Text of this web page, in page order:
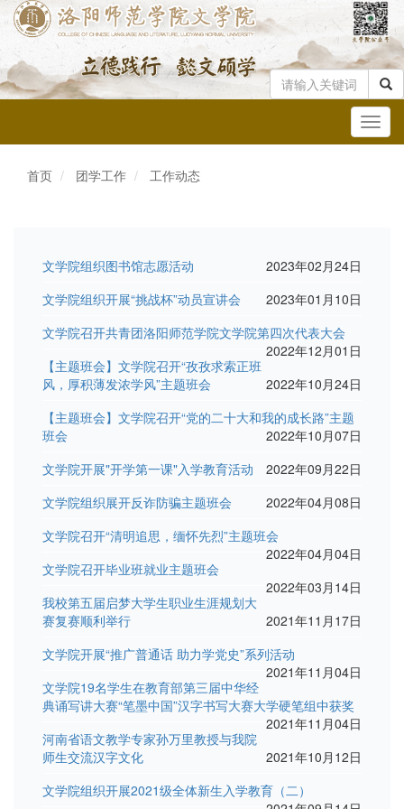
首页
团学工作 工作动态
文学院组织图书馆志愿活动
2023年02月24日
文学院组织开展“挑战杯”动员宣讲会
2023年01月10日
文学院召开共青团洛阳师范学院文学院第四次代表大会
2022年12月01日
【主题班会】文学院召开“孜孜求索正班
风，厚积薄发浓学风”主题班会
2022年10月24日
【主题班会】文学院召开“党的二十大和我的成长路”主题
班会
2022年10月07日
文学院开展"开学第一课"入学教育活动
2022年09月22日
文学院组织展开反诈防骗主题班会
2022年04月08日
文学院召开“清明追思，缅怀先烈”主题班会
2022年04月04日
文学院召开毕业班就业主题班会
2022年03月14日
我校第五届启梦大学生职业生涯规划大
赛复赛顺利举行
2021年11月17日
文学院开展“推广普通话 助力学党史”系列活动
2021年11月04日
文学院19名学生在教育部第三届中华经
典诵写讲大赛“笔墨中国”汉字书写大赛大学硬笔组中获奖
2021年11月04日
河南省语文教学专家孙万里教授与我院
师生交流汉字文化
2021年10月12日
文学院组织开展2021级全体新生入学教育（二）